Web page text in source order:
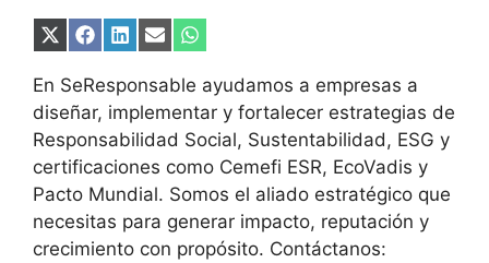
Compartir
X
(Twitter)
Compartir
Facebook
Compartir
LinkedIn
Compartir
Email
Compartir
WhatsApp
En SeResponsable ayudamos a empresas a
diseñar, implementar y fortalecer estrategias de
Responsabilidad Social, Sustentabilidad, ESG y
certificaciones como Cemefi ESR, EcoVadis y
Pacto Mundial. Somos el aliado estratégico que
necesitas para generar impacto, reputación y
crecimiento con propósito. Contáctanos: